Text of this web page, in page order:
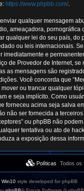
https://www.phpbb.com/.
qualquer mensagem
ameaçadora, pornográfica
qualquer lei do seu país, do
ou leis internacionais.
imediatamente e
de Provedor de Internet, se
as mensagens são
Você concorda que
ou trancar qualquer
e seja implícito. Como
forneceu acima seja salva
não ser fornecida a
ou phpBB não
tentativa ou ato de
a exposição dessa
Todos os
Políticas
Win10style developed for phpBB